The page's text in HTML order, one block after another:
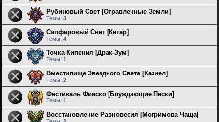
Рубиновый Свет [Отравленные Земли]
Темы: 3
Сапфировый Свет [Кетар]
Темы: 4
Точка Кипения [Драк-Зум]
Темы: 1
Вместилище Звездного Света [Казиел]
Темы: 2
Фестиваль Фиаско [Блуждающие Пески]
Темы: 1
Восстановление Равновесия [Могримова Чаща]